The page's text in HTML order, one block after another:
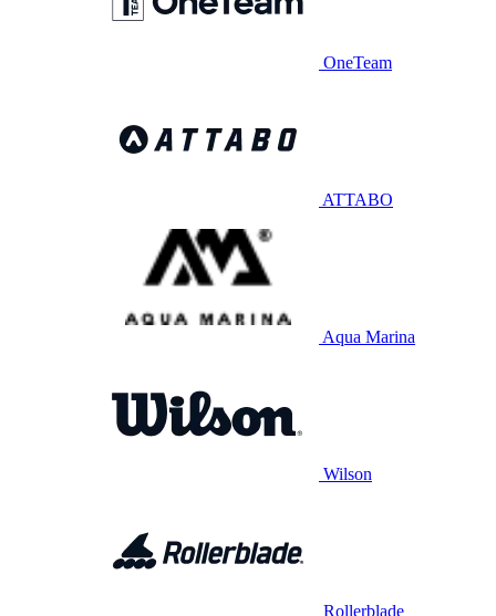
OneTeam
ATTABO
Aqua Marina
Wilson
Rollerblade